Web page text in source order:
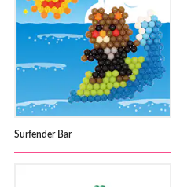
Surfender Bär